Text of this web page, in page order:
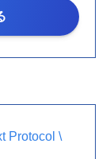
Protocol \